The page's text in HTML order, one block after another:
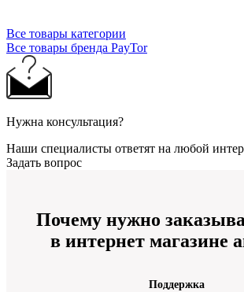
Все товары категории
Все товары бренда PayTor
Нужна консультация?
Наши специалисты ответят на любой
Задать вопрос
Почему нужно
в интернет магазине
Поддержка